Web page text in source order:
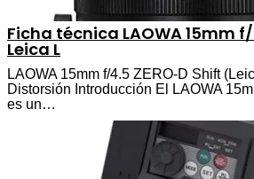
Ficha técnica LAOWA 15mm
Leica L
LAOWA 15mm f/4.5 ZERO-D Shift
Distorsión Introducción El LAOWA
es un…